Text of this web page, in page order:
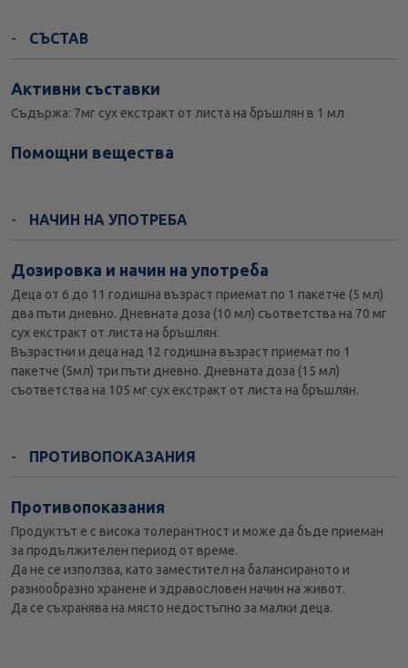
СЪСТАВ
Активни съставки
Съдържа: 7мг сух екстракт от листа на бръшлян в 1 мл
Помощни вещества
НАЧИН НА УПОТРЕБА
Дозировка и начин на употреба
Деца от 6 до 11 годишна възраст приемат по 1 пакетче (5 мл)
два пъти дневно. Дневната доза (10 мл) съответства на 70 мг
сух екстракт от листа на бръшлян.
Възрастни и деца над 12 годишна възраст приемат по 1
пакетче (5мл) три пъти дневно. Дневната доза (15 мл)
съответства на 105 мг сух екстракт от листа на бръшлян.
ПРОТИВОПОКАЗАНИЯ
Противопоказания
Продуктът е с висока толерантност и може да бъде приеман
за продължителен период от време.
Да не се използва, като заместител на балансираното и
разнообразно хранене и здравословен начин на живот.
Да се съхранява на място недостъпно за малки деца.